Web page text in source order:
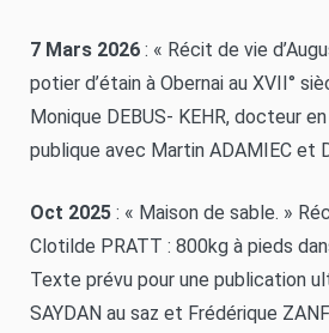
7 Mars 2026 : « Récit de vie
potier d’étain à Obernai au XVII°
Monique DEBUS- KEHR, docteur
publique avec Martin ADAMIEC et
Oct 2025 : « Maison de sable. »
Clotilde PRATT : 800kg à pieds
Texte prévu pour une publication
SAYDAN au saz et Frédérique